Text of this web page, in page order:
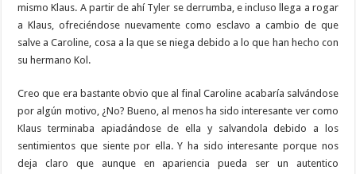
mismo Klaus. A partir de ahí Tyler se derrumba, e incluso llega a rogar
a Klaus, ofreciéndose nuevamente como esclavo a cambio de que
salve a Caroline, cosa a la que se niega debido a lo que han hecho con
su hermano Kol.
Creo que era bastante obvio que al final Caroline acabaría salvándose
por algún motivo, ¿No? Bueno, al menos ha sido interesante ver como
Klaus terminaba apiadándose de ella y salvandola debido a los
sentimientos que siente por ella. Y ha sido interesante porque nos
deja claro que aunque en apariencia pueda ser un autentico